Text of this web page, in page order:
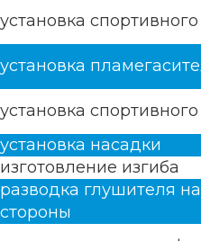
установка
установка
установка
установка насадки
изготовление изгиба
разводка глушителя
стороны